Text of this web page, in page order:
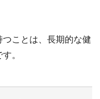
ことは、長期的な健
。